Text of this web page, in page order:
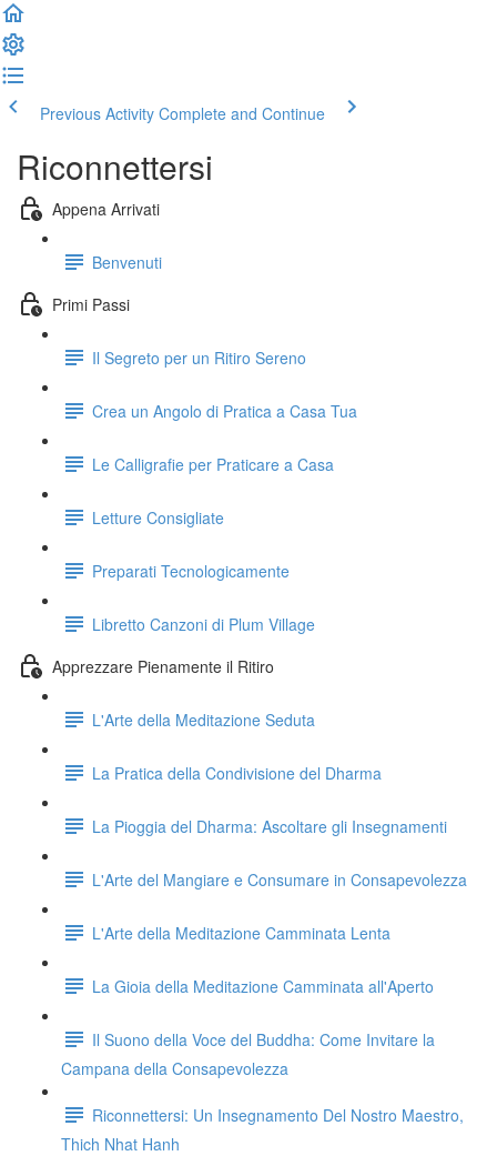
Previous Activity Complete and Continue
Riconnettersi
Appena Arrivati
Benvenuti
Primi Passi
Il Segreto per un Ritiro Sereno
Crea un Angolo di Pratica a Casa Tua
Le Calligrafie per Praticare a Casa
Letture Consigliate
Preparati Tecnologicamente
Libretto Canzoni di Plum Village
Apprezzare Pienamente il Ritiro
L'Arte della Meditazione Seduta
La Pratica della Condivisione del Dharma
La Pioggia del Dharma: Ascoltare gli Insegnamenti
L'Arte del Mangiare e Consumare in Consapevolezza
L'Arte della Meditazione Camminata Lenta
La Gioia della Meditazione Camminata all'Aperto
Il Suono della Voce del Buddha: Come Invitare la
Campana della Consapevolezza
Riconnettersi: Un Insegnamento Del Nostro Maestro,
Thich Nhat Hanh